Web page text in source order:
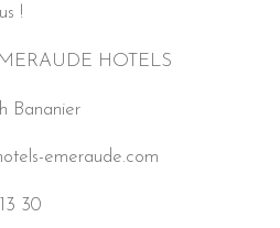
!
HOTELS
Bananier
emeraude.com
30